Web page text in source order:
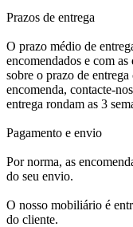
Prazos de entrega
O prazo médio de
encomendados e com
sobre o prazo de
encomenda, contacte-
entrega rondam as 3
Pagamento e envio
Por norma, as
do seu envio.
O nosso mobiliário é
do cliente.